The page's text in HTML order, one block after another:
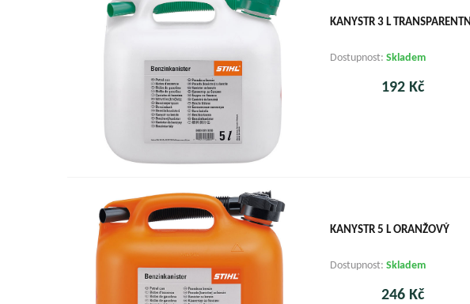
KANYSTR 3 L
Dostupnost: Skladem
192 Kč
KANYSTR 5 L ORANŽOVÝ
Dostupnost: Skladem
246 Kč